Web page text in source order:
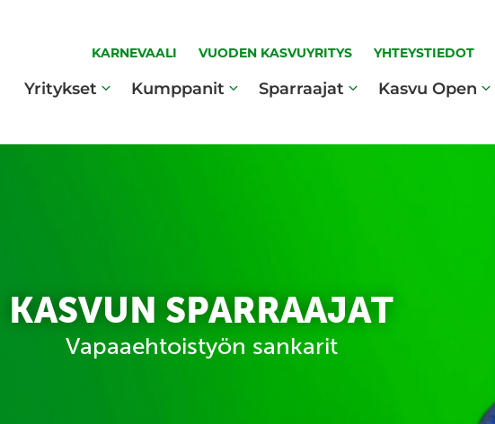
KARNEVAALI VUODEN KASVUYRITYS YHTEYSTIEDOT
Yritykset Kumppanit Sparraajat Kasvu Open
KASVUN SPARRAAJAT
Vapaaehtoistyön sankarit